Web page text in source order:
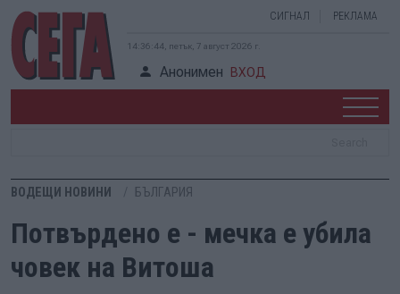
СИГНАЛ РЕКЛАМА
14:36:45, петък, 7 август 2026 г.
Анонимен ВХОД
ВОДЕЩИ НОВИНИ БЪЛГАРИЯ
Потвърдено е - мечка е убила
човек на Витоша